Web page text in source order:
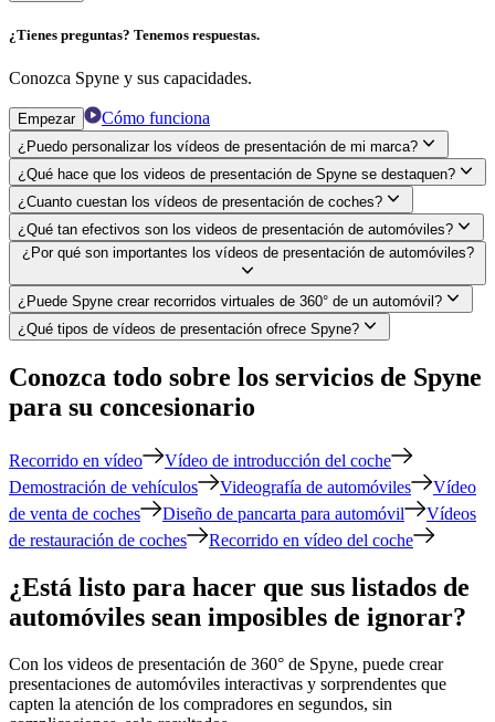
¿Tienes preguntas? Tenemos respuestas.
Conozca Spyne y sus capacidades.
Empezar Cómo funciona
¿Puedo personalizar los vídeos de presentación de mi marca?
¿Qué hace que los videos de presentación de Spyne se destaquen?
¿Cuanto cuestan los vídeos de presentación de coches?
¿Qué tan efectivos son los videos de presentación de automóviles?
¿Por qué son importantes los vídeos de presentación de automóviles?
¿Puede Spyne crear recorridos virtuales de 360° de un automóvil?
¿Qué tipos de vídeos de presentación ofrece Spyne?
Conozca todo sobre los servicios de Spyne
para su concesionario
Recorrido en vídeo
Vídeo de introducción del coche
Demostración de vehículos
Videografía de automóviles
Vídeo
de venta de coches
Diseño de pancarta para automóvil
Vídeos
de restauración de coches
Recorrido en vídeo del coche
¿Está listo para hacer que sus listados de
automóviles sean imposibles de ignorar?
Con los videos de presentación de 360° de Spyne, puede crear
presentaciones de automóviles interactivas y sorprendentes que
capten la atención de los compradores en segundos, sin